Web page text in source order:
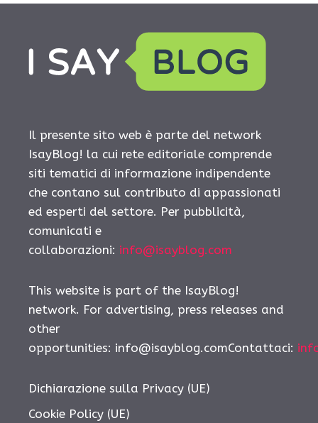
Il presente sito web è parte del network
IsayBlog! la cui rete editoriale comprende
siti tematici di informazione indipendente
che contano sul contributo di appassionati
ed esperti del settore. Per pubblicità,
comunicati e
collaborazioni: info@isayblog.com
This website is part of the IsayBlog!
network. For advertising, press releases and
other
opportunities: info@isayblog.comContattaci:
Dichiarazione sulla Privacy (UE)
Cookie Policy (UE)